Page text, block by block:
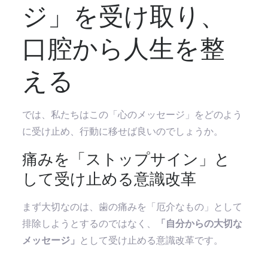
ジ」を受け取り、
口腔から人生を整
える
では、私たちはこの「心のメッセージ」をどのよう
に受け止め、行動に移せば良いのでしょうか。
痛みを「ストップサイン」と
して受け止める意識改革
まず大切なのは、歯の痛みを「厄介なもの」として
排除しようとするのではなく、
「自分からの大切な
メッセージ」
として受け止める意識改革です。